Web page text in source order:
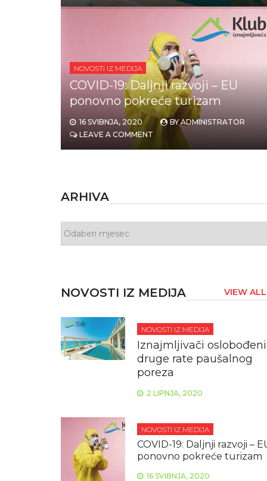
NOVOSTI IZ MEDIJA
COVID-19: Daljnji razvoji – EU
ponovno pokreće turizam
16 SVIBNJA, 2020 BY ADMINISTRATOR
LEAVE A COMMENT
ARHIVA
NOVOSTI IZ MEDIJA VIEW ALL
NOVOSTI IZ MEDIJA
Iznajmljivači oslobođeni
druge rate paušalnog
poreza
2 LIPNJA, 2020
NOVOSTI IZ MEDIJA
COVID-19: Daljnji razvoji –
ponovno pokreće turizam
16 SVIBNJA, 2020